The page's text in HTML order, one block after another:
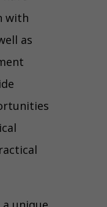
with
as